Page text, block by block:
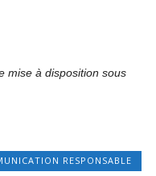
mise à disposition sous
RESPONSABLE